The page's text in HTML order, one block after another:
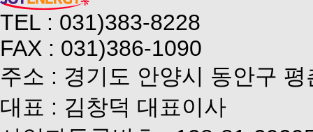
TEL : 031)383-8228
FAX : 031)386-1090
주소 : 경기도 안양시 동안구
대표 : 김창덕 대표이사